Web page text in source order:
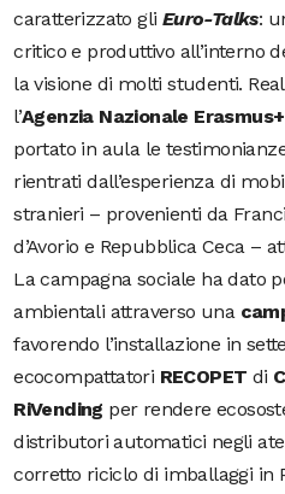
caratterizzato gli Euro-Talks:
critico e produttivo all’interno
la visione di molti studenti.
l’Agenzia Nazionale Erasmus+
portato in aula le
rientrati dall’esperienza di
stranieri – provenienti da
d’Avorio e Repubblica Ceca –
La campagna sociale ha dato
ambientali attraverso una
favorendo l’installazione in
ecocompattatori RECOPET di
RiVending per rendere
distributori automatici negli
corretto riciclo di imballaggi in